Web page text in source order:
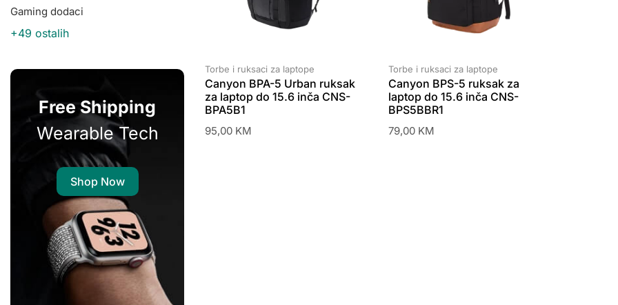
Gaming dodaci
+49 ostalih
Free Shipping
Wearable Tech
Shop Now
Torbe i ruksaci za laptope
Canyon BPA-5 Urban ruksak
za laptop do 15.6 inča CNS-
BPA5B1
95,00 KM
Torbe i ruksaci za laptope
Canyon BPS-5 ruksak za
laptop do 15.6 inča CNS-
BPS5BBR1
79,00 KM